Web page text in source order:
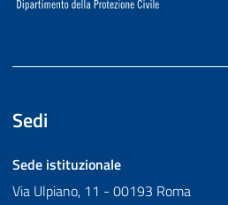
Sedi
Sede istituzionale
Via Ulpiano, 11 - 00193 Roma